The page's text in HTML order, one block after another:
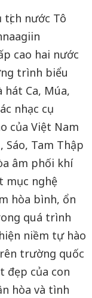
tịch nước Tô
cao hai nước
trình biểu
hát Ca, Múa,
nhạc cụ
của Việt Nam
Sáo, Tam Thập
âm phối khí
mục nghệ
hòa bình, ổn
quá trình
niềm tự hào
trường quốc
đẹp của con
hòa và tình